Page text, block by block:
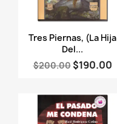
Vista rápida
Tres Piernas, (La Hija
Del...
$200.00 $190.00